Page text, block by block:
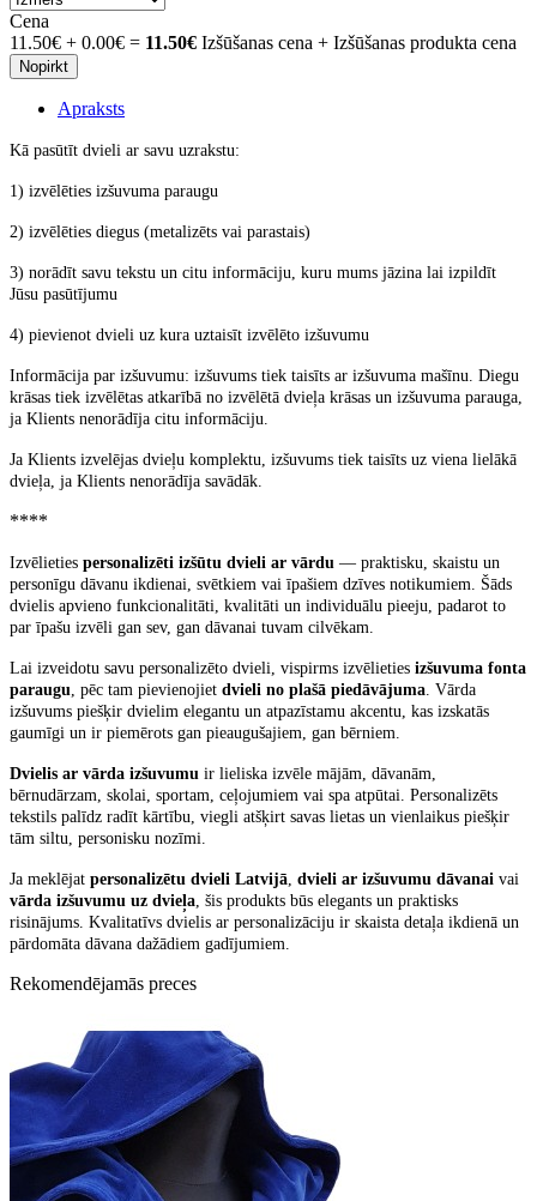
Cena
11.50€ + 0.00€ = 11.50€ Izšūšanas cena + Izšūšanas produkta cena
Nopirkt
Apraksts
Kā pasūtīt dvieli ar savu uzrakstu:
1) izvēlēties izšuvuma paraugu
2) izvēlēties diegus (metalizēts vai parastais)
3) norādīt savu tekstu un citu informāciju, kuru mums jāzina lai izpildīt
Jūsu pasūtījumu
4) pievienot dvieli uz kura uztaisīt izvēlēto izšuvumu
Informācija par izšuvumu: izšuvums tiek taisīts ar izšuvuma mašīnu. Diegu
krāsas tiek izvēlētas atkarībā no izvēlētā dvieļa krāsas un izšuvuma parauga,
ja Klients nenorādīja citu informāciju.
Ja Klients izvelējas dvieļu komplektu, izšuvums tiek taisīts uz viena lielākā
dvieļa, ja Klients nenorādīja savādāk.
****
Izvēlieties personalizēti izšūtu dvieli ar vārdu — praktisku, skaistu un
personīgu dāvanu ikdienai, svētkiem vai īpašiem dzīves notikumiem. Šāds
dvielis apvieno funkcionalitāti, kvalitāti un individuālu pieeju, padarot to
par īpašu izvēli gan sev, gan dāvanai tuvam cilvēkam.
Lai izveidotu savu personalizēto dvieli, vispirms izvēlieties izšuvuma fonta
paraugu , pēc tam pievienojiet dvieli no plašā piedāvājuma . Vārda
izšuvums piešķir dvielim elegantu un atpazīstamu akcentu, kas izskatās
gaumīgi un ir piemērots gan pieaugušajiem, gan bērniem.
Dvielis ar vārda izšuvumu ir lieliska izvēle mājām, dāvanām,
bērnudārzam, skolai, sportam, ceļojumiem vai spa atpūtai. Personalizēts
tekstils palīdz radīt kārtību, viegli atšķirt savas lietas un vienlaikus piešķir
tām siltu, personisku nozīmi.
Ja meklējat personalizētu dvieli Latvijā dvieli ar izšuvumu dāvanai vai
vārda izšuvumu uz dvieļa , šis produkts būs elegants un praktisks
risinājums. Kvalitatīvs dvielis ar personalizāciju ir skaista detaļa ikdienā un
pārdomāta dāvana dažādiem gadījumiem.
Rekomendējamās preces